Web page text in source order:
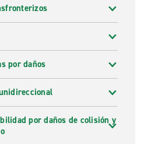
por daños
por daños de colisión y